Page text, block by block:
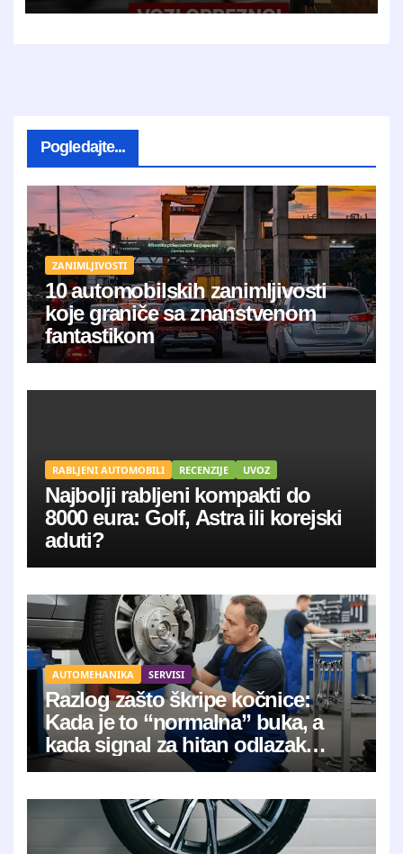
Pogledajte...
ZANIMLJIVOSTI
10 automobilskih zanimljivosti
koje graniče sa znanstvenom
fantastikom
RABLJENI AUTOMOBILI RECENZIJE UVOZ
Najbolji rabljeni kompakti do
8000 eura: Golf, Astra ili korejski
aduti?
AUTOMEHANIKA SERVISI
Razlog zašto škripe kočnice:
Kada je to “normalna” buka, a
kada signal za hitan odlazak
mehaničaru?